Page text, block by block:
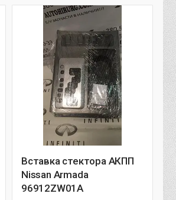
Вставка стектора АКПП
Nissan Armada
96912ZW01A